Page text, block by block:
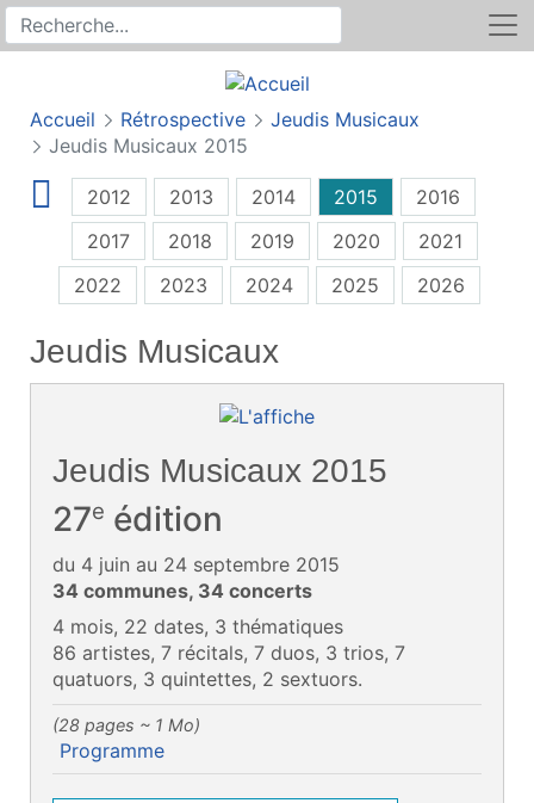
Recherche sur le site
Rechercher
Accueil Rétrospective
Jeudis Musicaux
Jeudis Musicaux 2015
2012 2013 2014 2015
2016
2017
2018 2019 2020
2021
2022
2023 2024 2025 2026
Jeudis Musicaux
Jeudis Musicaux 2015
27e édition
du 4 juin au 24 septembre 2015
34 communes, 34 concerts
4 mois, 22 dates, 3 thématiques
86 artistes, 7 récitals, 7 duos, 3 trios, 7
quatuors, 3 quintettes, 2 sextuors.
(28 pages ~ 1 Mo)
Programme